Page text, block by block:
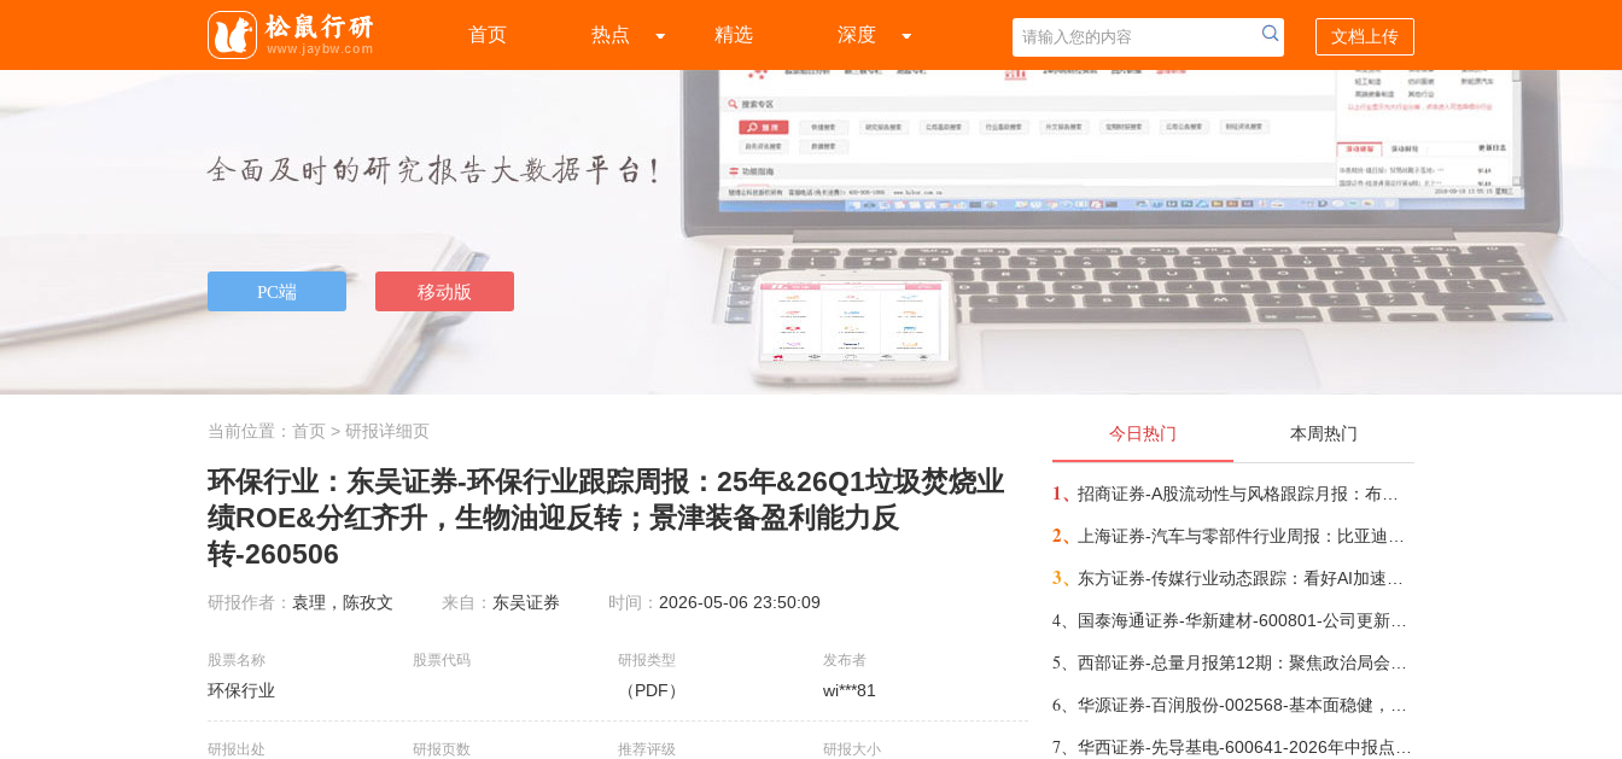
首页 热点 精选 深度 文档上传
当前位置： 首页 > 研报详细页
环保行业：东吴证券-环保行业跟踪周报：25年&26Q1垃圾焚烧业
绩ROE&分红齐升，生物油迎反转；景津装备盈利能力反
转-260506
研报作者： 袁理，陈孜文 来自： 东吴证券 时间： 2026-05-06 23:50:09
股票名称
环保行业
股票代码 研报类型
（PDF）
发布者
wi***81
研报出处 研报页数 推荐评级 研报大小
今日热门 本周热门
1、
2、
3、
4、
5、
6、
7、